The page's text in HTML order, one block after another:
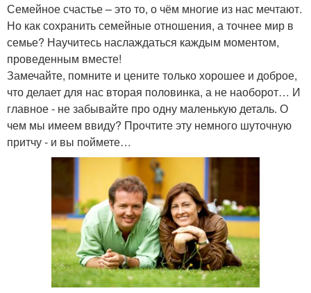
Семейное счастье – это то, о чём многие из нас мечтают.
Но как сохранить семейные отношения, а точнее мир в
семье? Научитесь наслаждаться каждым моментом,
проведенным вместе!
Замечайте, помните и цените только хорошее и доброе,
что делает для нас вторая половинка, а не наоборот… И
главное - не забывайте про одну маленькую деталь. О
чем мы имеем ввиду? Прочтите эту немного шуточную
притчу - и вы поймете…